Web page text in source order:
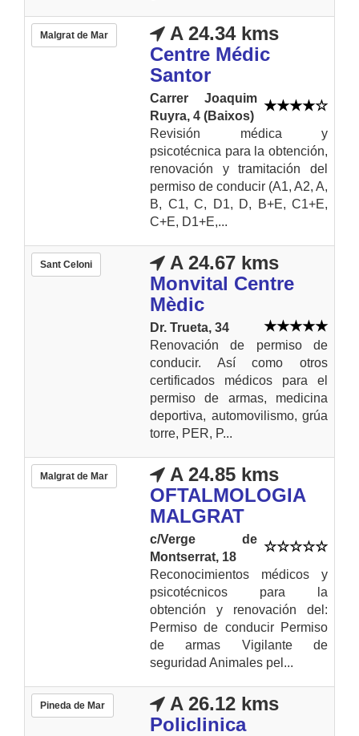
Malgrat de Mar
A 24.34 kms
Centre Médic
Santor
Carrer Joaquim
Ruyra, 4 (Baixos)
Revisión médica y
psicotécnica para la obtención,
renovación y tramitación del
permiso de conducir (A1, A2, A,
B, C1, C, D1, D, B+E, C1+E,
C+E, D1+E,...
Sant Celoni
A 24.67 kms
Monvital Centre
Mèdic
Dr. Trueta, 34
Renovación de permiso de
conducir. Así como otros
certificados médicos para el
permiso de armas, medicina
deportiva, automovilismo, grúa
torre, PER, P...
Malgrat de Mar
A 24.85 kms
OFTALMOLOGIA
MALGRAT
c/Verge de
Montserrat, 18
Reconocimientos médicos y
psicotécnicos para la
obtención y renovación del:
Permiso de conducir Permiso
de armas Vigilante de
seguridad Animales pel...
Pineda de Mar
A 26.12 kms
Policlinica